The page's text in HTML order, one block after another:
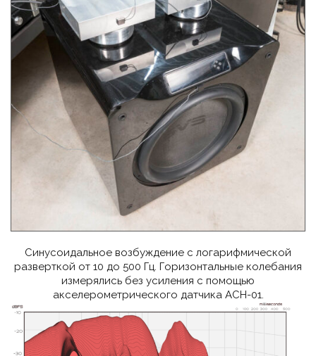
Синусоидальное возбуждение с логарифмической
разверткой от 10 до 500 Гц. Горизонтальные колебания
измерялись без усиления с помощью
акселерометрического датчика ACH-01.